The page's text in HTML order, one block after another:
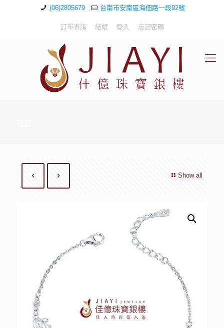
(06)2805679 台南市安南區海佃路一段92號
訂單查詢 結帳 登入 忘記密碼
Show all